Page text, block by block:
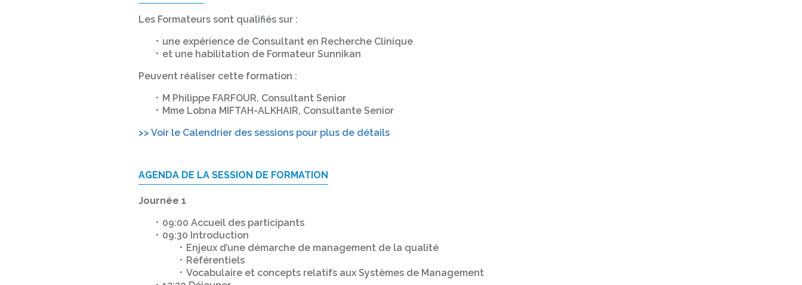
Les Formateurs sont qualifiés sur :
une expérience de Consultant en Recherche Clinique
et une habilitation de Formateur Sunnikan
Peuvent réaliser cette formation :
M Philippe FARFOUR, Consultant Senior
Mme Lobna MIFTAH-ALKHAIR, Consultante Senior
>> Voir le Calendrier des sessions pour plus de détails
AGENDA DE LA SESSION DE FORMATION
Journée 1
09:00 Accueil des participants
09:30 Introduction
Enjeux d’une démarche de management de la qualité
Référentiels
Vocabulaire et concepts relatifs aux Systèmes de Management